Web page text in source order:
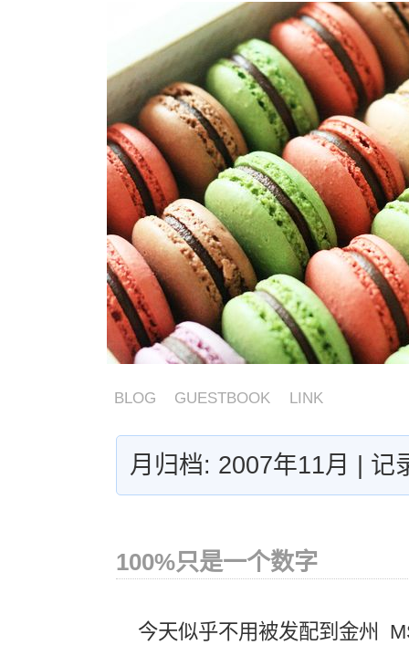
BLOG GUESTBOOK LINK
月归档: 2007年11月 | 记
100%只是一个数字
今天似乎不用被发配到金州